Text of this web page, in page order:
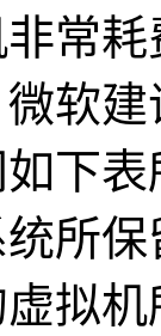
常
软
下
所
拟